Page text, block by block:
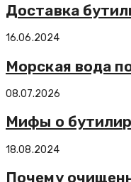
Доставка
16.06.2024
Морская вода
08.07.2026
Мифы о
18.08.2024
Почему